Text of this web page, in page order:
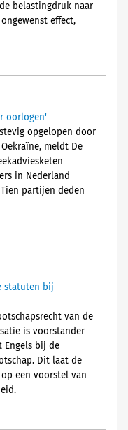
belastingdruk naar
effect,
oorlogen'
opgelopen door
meldt De
in Nederland
partijen deden
statuten bij
van de
is voorstander
Engels bij de
Dit laat de
een voorstel van